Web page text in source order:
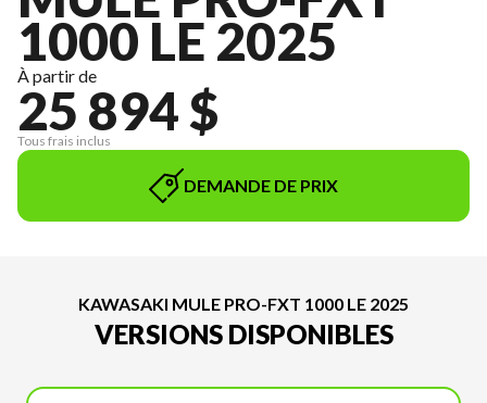
1000 LE 2025
À partir de
25 894 $
Tous frais inclus
DEMANDE DE PRIX
KAWASAKI MULE PRO-FXT 1000 LE 2025
VERSIONS DISPONIBLES